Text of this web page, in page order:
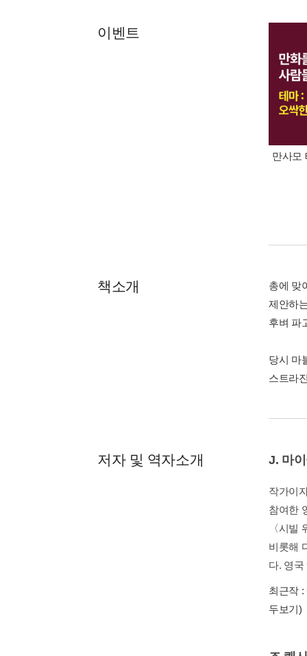
이벤트
만사모
책소개
총에 맞
제안하
후벼 파
당시 마
스트라
저자 및 역자소개 J. 마
작가이
참여한
〈시빌
비롯해
다. 영국
최근작 :
두보기)